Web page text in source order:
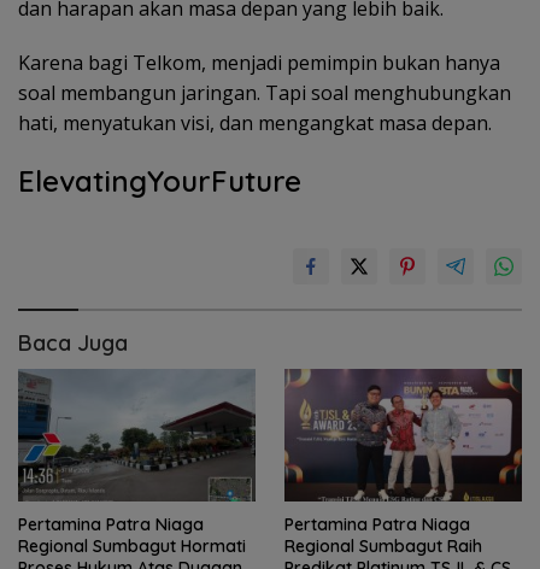
dan harapan akan masa depan yang lebih baik.
Karena bagi Telkom, menjadi pemimpin bukan hanya
soal membangun jaringan. Tapi soal menghubungkan
hati, menyatukan visi, dan mengangkat masa depan.
ElevatingYourFuture
Baca Juga
Pertamina Patra Niaga
Regional Sumbagut Hormati
Pertamina Patra Niaga
Regional Sumbagut Raih